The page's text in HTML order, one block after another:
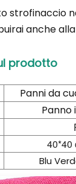
strofinaccio
anche
prodotto
Panni da
40*40
Blu